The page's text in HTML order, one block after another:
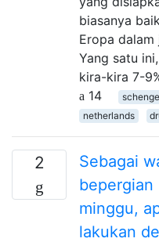
biasanya
Eropa
Yang satu
kira-kira 7-
14
netherlands
2
Sebagai
bepergian
minggu,
lakukan